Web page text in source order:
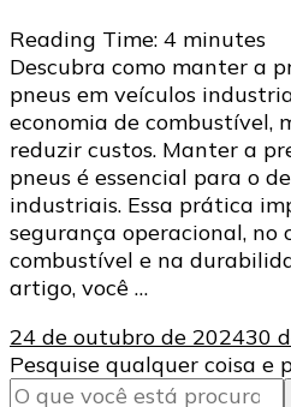
Reading Time: 4 minutes
Descubra como manter a
pneus em veículos
economia de combustível,
reduzir custos. Manter a
pneus é essencial para o
industriais. Essa prática
segurança operacional, no
combustível e na
artigo, você …
24 de outubro de 202430
Procurando
algo?
Pesquise qualquer coisa e